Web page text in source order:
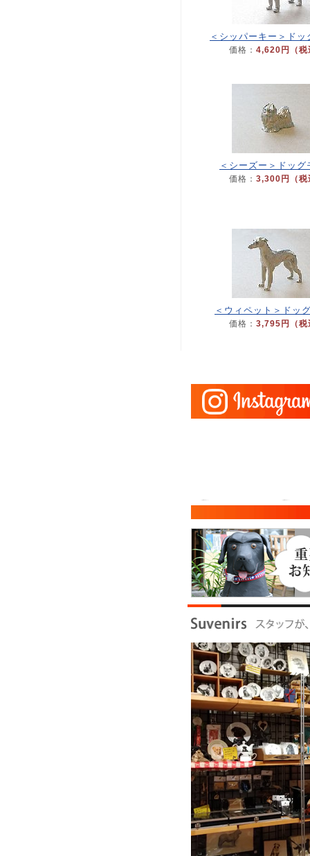
＜シッパーキー＞ドッ
価格： 4,620円（税
＜シーズー＞ドッグ
価格： 3,300円（税
＜ウィペット＞ドッ
価格： 3,795円（税